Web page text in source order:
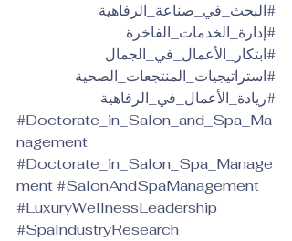
#البحث_في_صناعة_الرفاهية
#إدارة_الخدمات_الفاخرة
#ابتكار_الأعمال_في_الجمال
#استراتيجيات_المنتجعات_الصحية
#ريادة_الأعمال_في_الرفاهية
#Doctorate_in_Salon_and_Spa_Ma
nagement
#Doctorate_in_Salon_Spa_Manage
ment#SalonAndSpaManagement
#LuxuryWellnessLeadership
#SpaIndustryResearch